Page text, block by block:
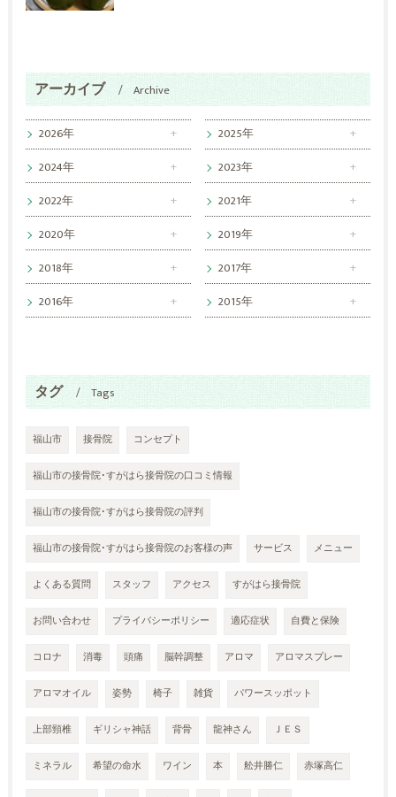
アーカイブ Archive
2026年
2025年
2024年
2023年
2022年
2021年
2020年
2019年
2018年
2017年
2016年
2015年
タグ Tags
福山市 接骨院 コンセプト
福山市の接骨院･すがはら接骨院の口コミ情報
福山市の接骨院･すがはら接骨院の評判
福山市の接骨院･すがはら接骨院のお客様の声 サービス メニュー
よくある質問 スタッフ アクセス すがはら接骨院
お問い合わせ プライバシーポリシー 適応症状 自費と保険
コロナ 消毒 頭痛 脳幹調整 アロマ アロマスプレー
アロマオイル 姿勢 椅子 雑貨 パワースッポット
上部頸椎 ギリシャ神話 背骨 龍神さん ＪＥＳ
ミネラル 希望の命水 ワイン 本 舩井勝仁 赤塚高仁